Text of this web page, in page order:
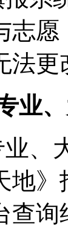
志
更
业
、
地
查